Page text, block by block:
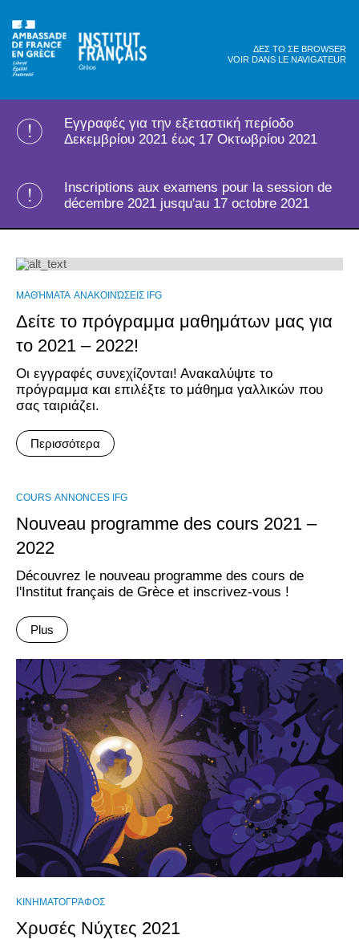
ΔΕΣ ΤΟ ΣΕ BROWSER
VOIR DANS LE NAVIGATEUR
Εγγραφές για την εξεταστική περίοδο
Δεκεμβρίου 2021 έως 17 Οκτωβρίου 2021
Inscriptions aux examens pour la session de
décembre 2021 jusqu'au 17 octobre 2021
ΜΑΘΉΜΑΤΑ ΑΝΑΚΟΙΝΏΣΕΙΣ IFG
Δείτε το πρόγραμμα μαθημάτων μας για
το 2021 – 2022!
Οι εγγραφές συνεχίζονται! Ανακαλύψτε το
πρόγραμμα και επιλέξτε το μάθημα γαλλικών που
σας ταιριάζει.
Περισσότερα
COURS ANNONCES IFG
Nouveau programme des cours 2021 –
2022
Découvrez le nouveau programme des cours de
l'Institut français de Grèce et inscrivez-vous !
Plus
ΚΙΝΗΜΑΤΟΓΡΆΦΟΣ
Χρυσές Νύχτες 2021